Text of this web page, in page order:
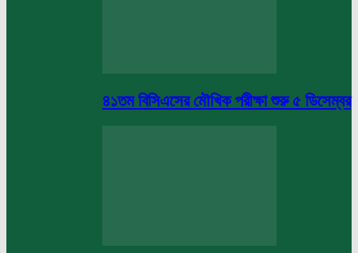
৪১তম বিসিএসের মৌখিক পরীক্ষা শুরু ৫ ডিসেম্বর